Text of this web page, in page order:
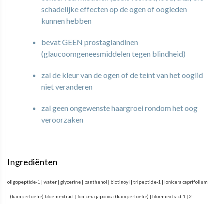
schadelijke effecten op de ogen of oogleden
kunnen hebben
bevat GEEN prostaglandinen
(glaucoomgeneesmiddelen tegen blindheid)
zal de kleur van de ogen of de teint van het ooglid
niet veranderen
zal geen ongewenste haargroei rondom het oog
veroorzaken
Ingrediënten
oligopeptide-1 | water | glycerine | panthenol | biotinoyl | tripeptide-1 | lonicera caprifolium
| (kamperfoelie) bloemextract | lonicera japonica (kamperfoelie) | bloemextract 1 | 2-